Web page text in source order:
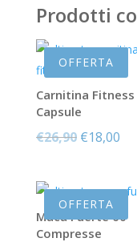
Prodotti
OFFERTA
Carnitina Fitness
Capsule
€26,90 Il
era:
€26,90.
€18,00Il
è:
OFFERTA
Maca Fuerte 60
Compresse